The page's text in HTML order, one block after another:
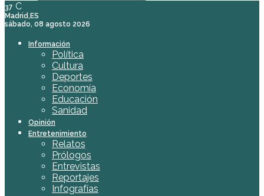
37 C
Madrid,ES
sábado, 08 agosto 2026
Información
Política
Cultura
Deportes
Economía
Educación
Sanidad
Opinión
Entretenimiento
Relatos
Prólogos
Entrevistas
Reportajes
Infografías